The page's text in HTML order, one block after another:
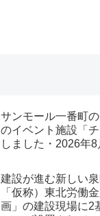
サンモール一番町
のイベント施設「
しました・2026年8
建設が進む新しい
「仮称）東北労働
画」の建設現場に2